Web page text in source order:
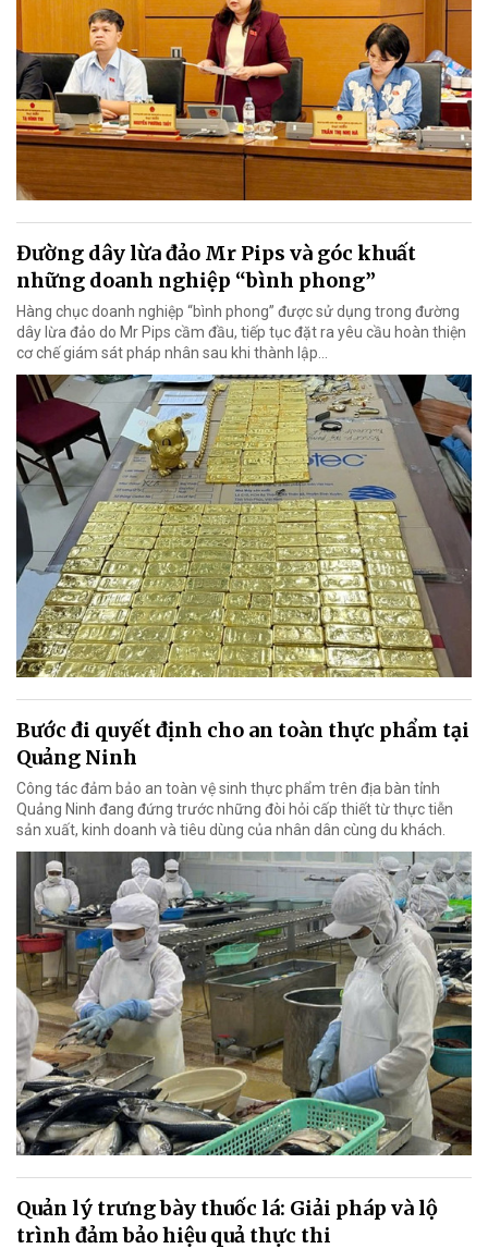
Đường dây lừa đảo Mr Pips và góc khuất
những doanh nghiệp “bình phong”
Hàng chục doanh nghiệp “bình phong” được sử dụng trong đường
dây lừa đảo do Mr Pips cầm đầu, tiếp tục đặt ra yêu cầu hoàn thiện
cơ chế giám sát pháp nhân sau khi thành lập…
Bước đi quyết định cho an toàn thực phẩm tại
Quảng Ninh
Công tác đảm bảo an toàn vệ sinh thực phẩm trên địa bàn tỉnh
Quảng Ninh đang đứng trước những đòi hỏi cấp thiết từ thực tiễn
sản xuất, kinh doanh và tiêu dùng của nhân dân cùng du khách.
Quản lý trưng bày thuốc lá: Giải pháp và lộ
trình đảm bảo hiệu quả thực thi